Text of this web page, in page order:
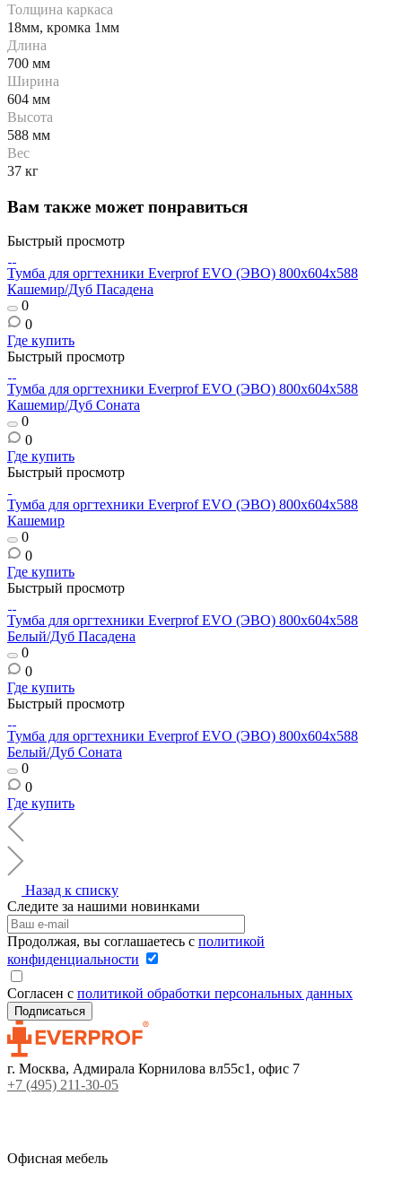
Толщина каркаса
18мм, кромка 1мм
Длина
700 мм
Ширина
604 мм
Высота
588 мм
Вес
37 кг
Вам также может понравиться
Быстрый просмотр
Тумба для оргтехники Everprof EVO (ЭВО) 800х604x588
Кашемир/Дуб Пасадена
0
0
Где купить
Быстрый просмотр
Тумба для оргтехники Everprof EVO (ЭВО) 800х604x588
Кашемир/Дуб Соната
0
0
Где купить
Быстрый просмотр
Тумба для оргтехники Everprof EVO (ЭВО) 800х604x588
Кашемир
0
0
Где купить
Быстрый просмотр
Тумба для оргтехники Everprof EVO (ЭВО) 800х604x588
Белый/Дуб Пасадена
0
0
Где купить
Быстрый просмотр
Тумба для оргтехники Everprof EVO (ЭВО) 800х604x588
Белый/Дуб Соната
0
0
Где купить
Назад к списку
Следите за нашими новинками
Продолжая, вы соглашаетесь с политикой
конфиденциальности
Согласен с политикой обработки персональных данных
г. Москва, Адмирала Корнилова вл55с1, офис 7
+7 (495) 211-30-05
Офисная мебель